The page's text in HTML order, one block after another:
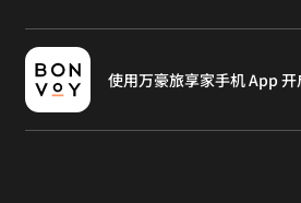
使用万豪旅享家手机 App